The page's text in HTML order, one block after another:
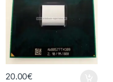
20.00€